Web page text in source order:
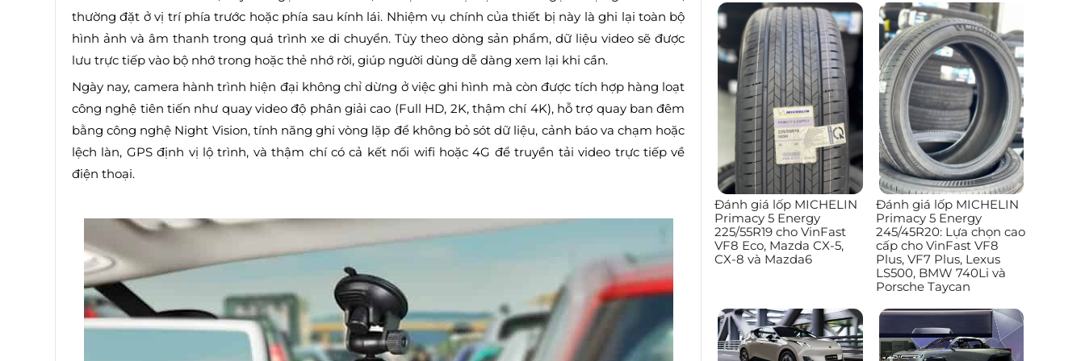
thường đặt ở vị trí phía trước hoặc phía sau kính lái. Nhiệm vụ chính của thiết bị này là ghi lại toàn bộ
hình ảnh và âm thanh trong quá trình xe di chuyển. Tùy theo dòng sản phẩm, dữ liệu video sẽ được
lưu trực tiếp vào bộ nhớ trong hoặc thẻ nhớ rời, giúp người dùng dễ dàng xem lại khi cần.
Ngày nay, camera hành trình hiện đại không chỉ dừng ở việc ghi hình mà còn được tích hợp hàng loạt
công nghệ tiên tiến như quay video độ phân giải cao (Full HD, 2K, thậm chí 4K), hỗ trợ quay ban đêm
bằng công nghệ Night Vision, tính năng ghi vòng lặp để không bỏ sót dữ liệu, cảnh báo va chạm hoặc
lệch làn, GPS định vị lộ trình, và thậm chí có cả kết nối wifi hoặc 4G để truyền tải video trực tiếp về
điện thoại.
Đánh giá lốp MICHELIN
Primacy 5 Energy
225/55R19 cho VinFast
VF8 Eco, Mazda CX-5,
CX-8 và Mazda6
Đánh giá lốp MICHELIN
Primacy 5 Energy
245/45R20: Lựa chọn cao
cấp cho VinFast VF8
Plus, VF7 Plus, Lexus
LS500, BMW 740Li và
Porsche Taycan